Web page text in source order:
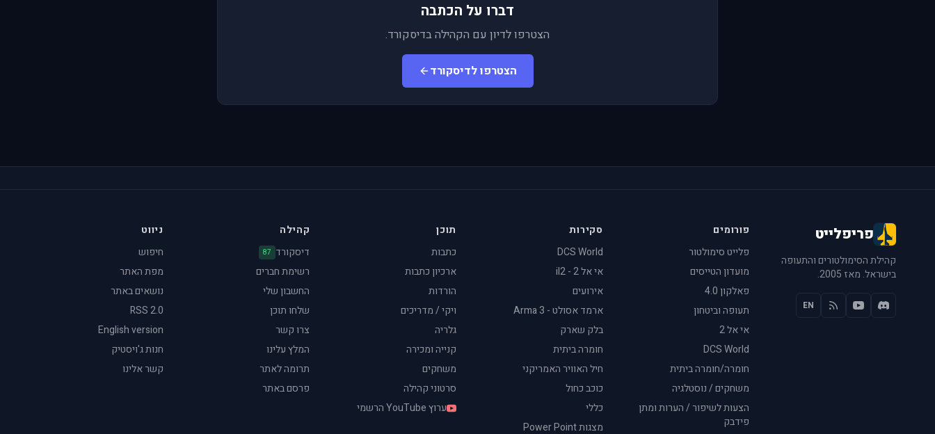
דברו על הכתבה
הצטרפו לדיון עם הקהילה בדיסקורד.
הצטרפו לדיסקורד
פריפלייט
קהילת הסימולטורים והתעופה
בישראל. מאז 2005.
EN
פורומים
פלייט סימולטור
מועדון הטייסים
פאלקון 4.0
תעופה וביטחון
אי אל 2
DCS World
חומרה/חומרה ביתית
משחקים / נוסטלגיה
הצעות לשיפור / הערות ומתן
פידבק
סקירות
DCS World
אי אל 2 - il2
אירועים
ארמד אסולט - Arma 3
בלק שארק
חומרה ביתית
חיל האוויר האמריקני
כוכב כחול
כללי
מצגות Power Point
תוכן
כתבות
ארכיון כתבות
הורדות
ויקי / מדריכים
גלריה
קנייה ומכירה
משחקים
סרטוני קהילה
ערוץ YouTube הרשמי
קהילה
דיסקורד 87
רשימת חברים
החשבון שלי
שלחו תוכן
צרו קשר
המלץ עלינו
תרומה לאתר
פרסם באתר
ניווט
חיפוש
מפת האתר
נושאים באתר
RSS 2.0
English version
חנות ג'ויסטיק
קשר אלינו